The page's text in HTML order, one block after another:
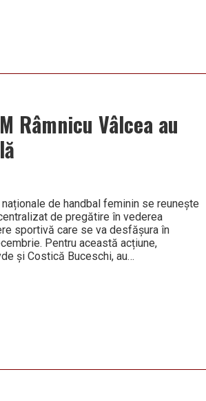
Râmnicu Vâlcea au
de handbal feminin se reunește
de pregătire în vederea
sportivă care se va desfășura în
Pentru această acțiune,
și Costică Buceschi, au…